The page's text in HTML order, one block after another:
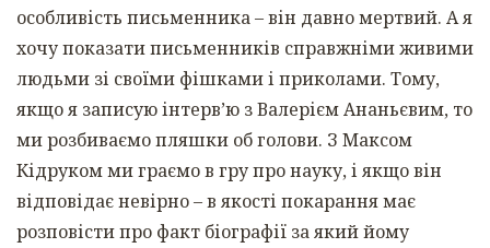
особливість письменника – він давно мертвий. А я
хочу показати письменників справжніми живими
людьми зі своїми фішками і приколами. Тому,
якщо я записую інтерв’ю з Валерієм Ананьєвим, то
ми розбиваємо пляшки об голови. З Максом
Кідруком ми граємо в гру про науку, і якщо він
відповідає невірно – в якості покарання має
розповісти про факт біографії за який йому